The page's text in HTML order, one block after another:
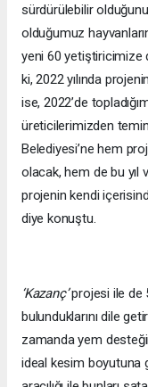
sürdürülebilir
olduğumuz
yeni 60 yetiştiricimize
ki, 2022 yılında
ise, 2022’de
üreticilerimizden
Belediyesi’ne hem
olacak, hem de bu
projenin kendi
diye konuştu.
‘Kazanç’projesi ile de
bulunduklarını dile
zamanda yem
ideal kesim boyutuna